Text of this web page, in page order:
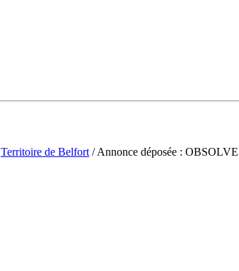
Territoire de Belfort / Annonce déposée :